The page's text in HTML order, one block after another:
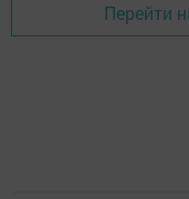
Перейти